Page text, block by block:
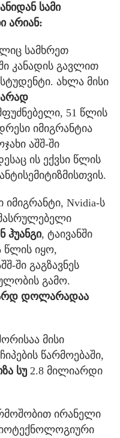
სამი
არიან:
სამხრეთ
კანადის გავლით
ახლა მისი
51 წლის
იმიგრანტია
აშშ-ში
ის ექვსი წლის
იმიგრანტი, Nvidia-ს
ჰუანგი, ტაივანში
წლის იყო,
ში გაგზავნეს
გამო.
დოლარადაა
მისი
წარმოებაში,
სუ 2.8 მილიარდი
ირანელი